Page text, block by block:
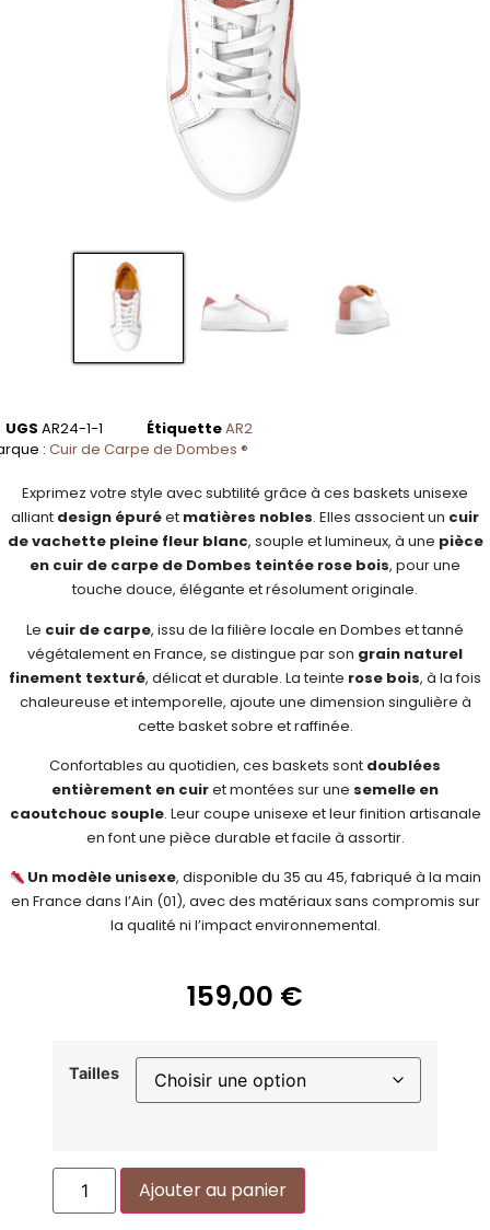
UGS AR24-1-1 ÉtiquetteAR2
: Cuir de Carpe de Dombes ®
Exprimez votre style avec subtilité grâce à ces baskets unisexe
alliant design épuréet matières nobles. Elles associent un cuir
de vachette pleine fleur blanc, souple et lumineux, à une pièce
en cuir de carpe de Dombes teintée rose bois, pour une
touche douce, élégante et résolument originale.
Le cuir de carpe, issu de la filière locale en Dombes et tanné
végétalement en France, se distingue par son grain naturel
finement texturé, délicat et durable. La teinte rose bois, à la fois
chaleureuse et intemporelle, ajoute une dimension singulière à
cette basket sobre et raffinée.
Confortables au quotidien, ces baskets sont doublées
entièrement en cuiret montées sur une semelle en
caoutchouc souple. Leur coupe unisexe et leur finition artisanale
en font une pièce durable et facile à assortir.
Un modèle unisexe, disponible du 35 au 45, fabriqué à la main
en France dans l’Ain (01), avec des matériaux sans compromis sur
la qualité ni l’impact environnemental.
159,00 €
Tailles
Ajouter au panier